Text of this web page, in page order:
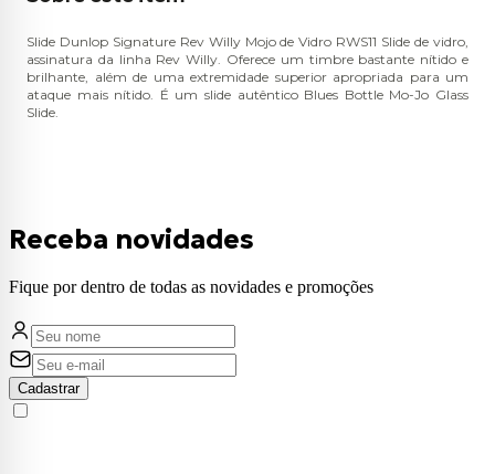
Slide Dunlop Signature Rev Willy Mojo de Vidro RWS11 Slide de vidro,
assinatura da linha Rev Willy. Oferece um timbre bastante nítido e
brilhante, além de uma extremidade superior apropriada para um
ataque mais nítido. É um slide autêntico Blues Bottle Mo-Jo Glass
Slide.
Receba novidades
Fique por dentro de todas as novidades e promoções
Cadastrar